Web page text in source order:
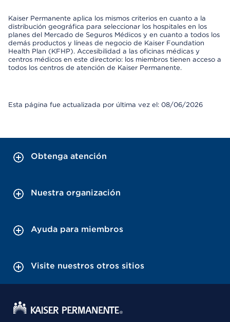
Kaiser Permanente aplica los mismos criterios en cuanto a la
distribución geográfica para seleccionar los hospitales en los
planes del Mercado de Seguros Médicos y en cuanto a todos los
demás productos y líneas de negocio de Kaiser Foundation
Health Plan (KFHP). Accesibilidad a las oficinas médicas y
centros médicos en este directorio: los miembros tienen acceso a
todos los centros de atención de Kaiser Permanente.
Esta página fue actualizada por última vez el: 08/06/2026
Obtenga atención
Nuestra organización
Ayuda para miembros
Visite nuestros otros sitios